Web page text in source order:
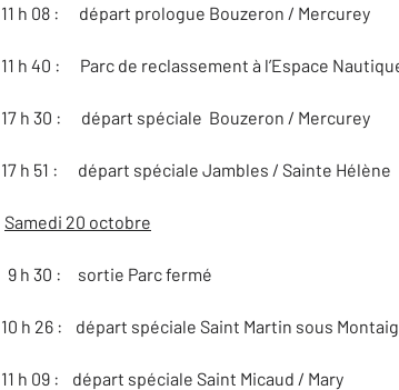
11 h 08 : départ prologue Bouzeron / Mercurey
11 h 40 : Parc de reclassement à l’Espace
17 h 30 : départ spéciale Bouzeron / Mercurey
17 h 51 : départ spéciale Jambles / Sainte Hélène
Samedi 20 octobre
9 h 30 : sortie Parc fermé
10 h 26 : départ spéciale Saint Martin sous
11 h 09 : départ spéciale Saint Micaud / Mary